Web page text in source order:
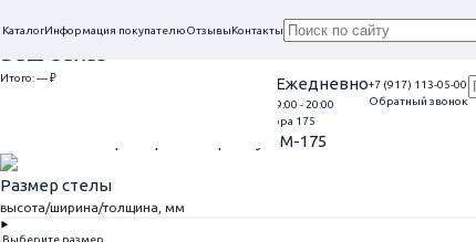
КаталогИнформация покупателюОтзывыКонтакты
Итого:— ₽
Проконсультируем в нашем офисе Ежедневно
9:00 - 20:00
+7 (917) 113-05-00
Обратный звонок
Памятник из мрамора 175
Артикул: M-175
Размер стелы
высота/ширина/толщина, мм
Выберите размер